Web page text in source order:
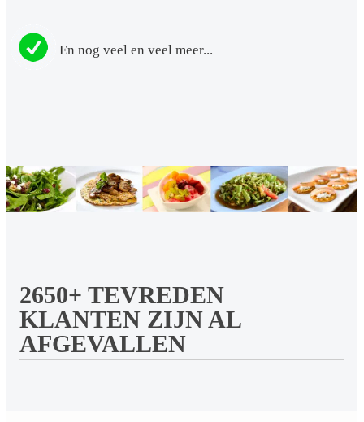
En nog veel en veel meer...
2650+ TEVREDEN
KLANTEN ZIJN AL
AFGEVALLEN